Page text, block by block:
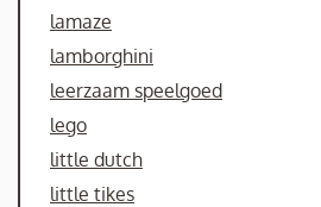
lamaze
lamborghini
leerzaam speelgoed
lego
little dutch
little tikes